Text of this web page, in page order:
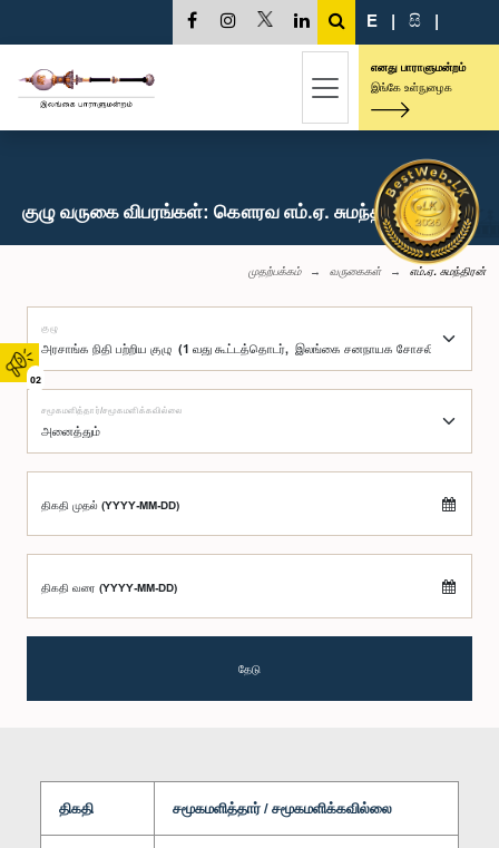
02
E | සි |
எனது பாராளுமன்றம்
இங்கே உள்நுழைக
குழு வருகை விபரங்கள்: கௌரவ எம்.ஏ. சுமந்திரன், பா.உ.
முதற்பக்கம் வருகைகள் எம்.ஏ. சுமந்திரன்
குழு
சமூகமளித்தார்/சமூகமளிக்கவில்லை
திகதி முதல் (YYYY-MM-DD)
திகதி வரை (YYYY-MM-DD)
தேடு
திகதி சமூகமளித்தார் / சமூகமளிக்கவில்லை